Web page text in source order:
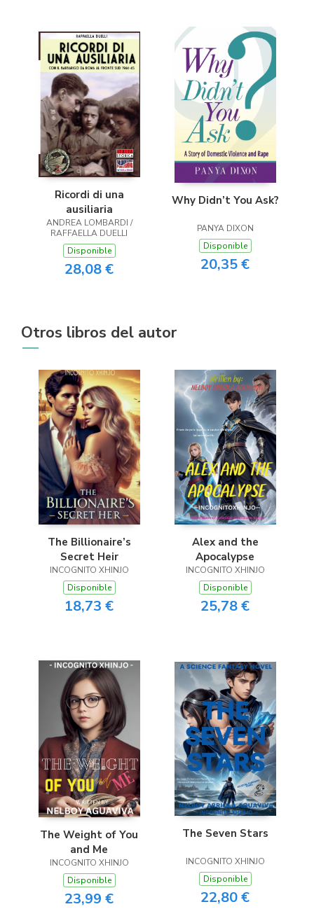
Ricordi di una
ausiliaria
ANDREA LOMBARDI /
RAFFAELLA DUELLI
Disponible
28,08 €
Why Didn’t You Ask?
PANYA DIXON
Disponible
20,35 €
Otros libros del autor
The Billionaire’s
Secret Heir
INCOGNITO XHINJO
Disponible
18,73 €
Alex and the
Apocalypse
INCOGNITO XHINJO
Disponible
25,78 €
The Weight of You
and Me
INCOGNITO XHINJO
Disponible
23,99 €
The Seven Stars
INCOGNITO XHINJO
Disponible
22,80 €